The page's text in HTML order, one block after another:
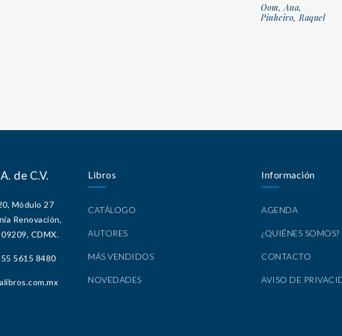
Oom, Ana,
Pinheiro, Raquel
de C.V.
Módulo 27
Renovación,
CDMX.
5615 8480
Libros
CATÁLOGO
AUTORES
MÁS VENDIDOS
NOVEDADES
Información
AGENDA
¿QUIÉNES SOMOS?
CONTACTO
AVISO DE